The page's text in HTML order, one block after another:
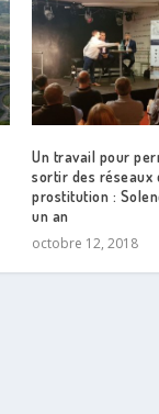
Un travail pour
sortir des réseaux
prostitution :
un an
octobre 12, 2018